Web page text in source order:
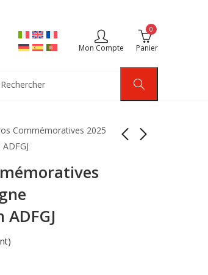
Mon Compte
0
Panier
Commémoratives 2025
2 Euros
2 Euros